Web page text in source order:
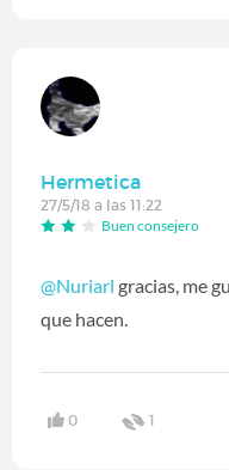
Hermetica
27/5/18 a las 11:22
Buen consejero
@Nuriarl gracias, me
que hacen.
0 1